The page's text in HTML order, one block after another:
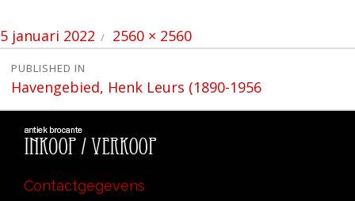
Posted
on
5 januari 2022
Full
size
2560 × 2560
Bericht
navigatie
PUBLISHED IN
Havengebied, Henk Leurs (1890-1956
Contactgegevens